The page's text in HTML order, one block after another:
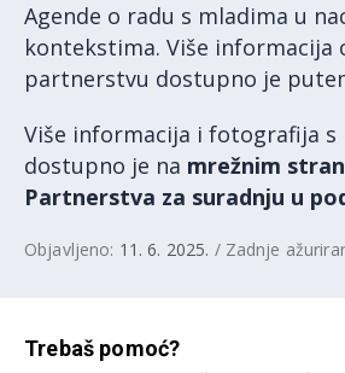
Agende o radu s mladima u
kontekstima. Više informacija
partnerstvu dostupno je
Više informacija i fotografija s
dostupno je na mrežnim
Partnerstva za suradnju u
Objavljeno: 11. 6. 2025. / Zadnje
Trebaš pomoć?